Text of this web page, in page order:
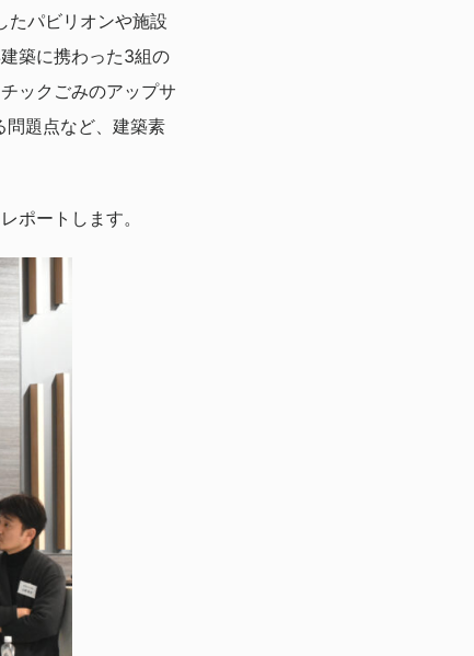
たパビリオンや施設
築に携わった3組の
ックごみのアップサ
問題点など、建築素
ポートします。